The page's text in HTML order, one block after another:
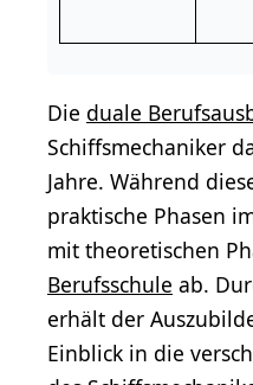
Die duale
Schiffsmechaniker
Jahre. Während
praktische Phasen
mit theoretischen
Berufsschule ab.
erhält der
Einblick in die